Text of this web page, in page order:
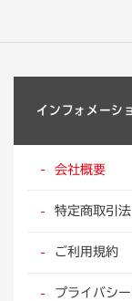
インフォメーシ
会社概要
特定商取引
ご利用規約
プライバシ